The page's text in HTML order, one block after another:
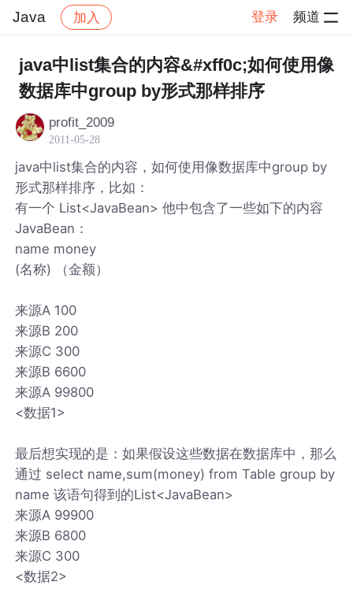
Java 加入 登录 频道
社区 Java 帖子详情
java中list集合的内容&#xff0c;如何使用像
数据库中group by形式那样排序
profit_2009
2011-05-28
java中list集合的内容，如何使用像数据库中group by
形式那样排序，比如：
有一个 List<JavaBean> 他中包含了一些如下的内容
JavaBean：
name money
(名称) （金额）
来源A 100
来源B 200
来源C 300
来源B 6600
来源A 99800
<数据1>
最后想实现的是：如果假设这些数据在数据库中，那么
通过 select name,sum(money) from Table group by
name 该语句得到的List<JavaBean>
来源A 99900
来源B 6800
来源C 300
<数据2>